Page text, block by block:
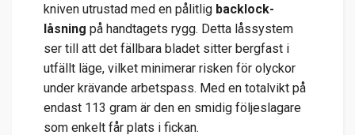
kniven utrustad med en pålitlig backlock-
låsning på handtagets rygg. Detta låssystem
ser till att det fällbara bladet sitter bergfast i
utfällt läge, vilket minimerar risken för olyckor
under krävande arbetspass. Med en totalvikt på
endast 113 gram är den en smidig följeslagare
som enkelt får plats i fickan.